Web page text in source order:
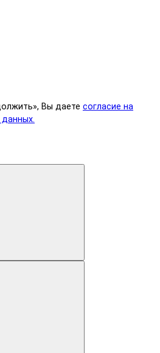
Вы даете согласие на